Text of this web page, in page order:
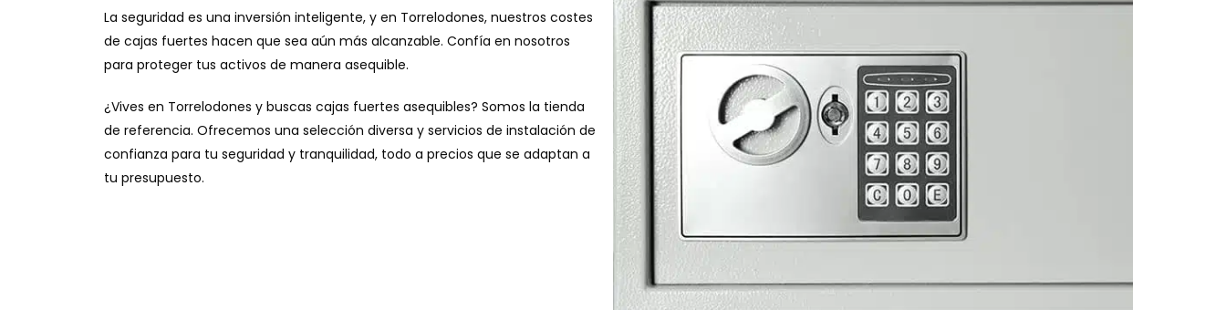
La seguridad es una inversión inteligente, y en Torrelodones, nuestros costes
de cajas fuertes hacen que sea aún más alcanzable. Confía en nosotros
para proteger tus activos de manera asequible.
¿Vives en Torrelodones y buscas cajas fuertes asequibles? Somos la tienda
de referencia. Ofrecemos una selección diversa y servicios de instalación de
confianza para tu seguridad y tranquilidad, todo a precios que se adaptan a
tu presupuesto.